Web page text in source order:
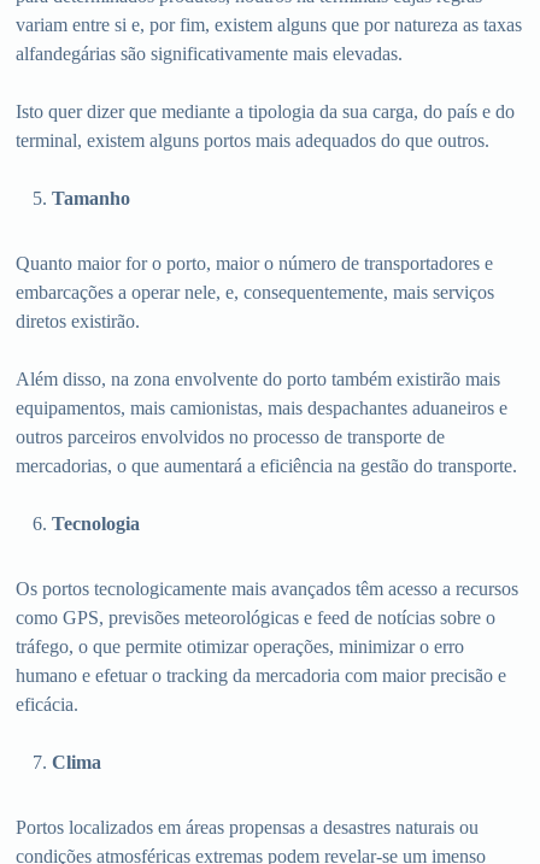
variam entre si e, por fim, existem alguns que por natureza as taxas
alfandegárias são significativamente mais elevadas.
Isto quer dizer que mediante a tipologia da sua carga, do país e do
terminal, existem alguns portos mais adequados do que outros.
Tamanho
Quanto maior for o porto, maior o número de transportadores e
embarcações a operar nele, e, consequentemente, mais serviços
diretos existirão.
Além disso, na zona envolvente do porto também existirão mais
equipamentos, mais camionistas, mais despachantes aduaneiros e
outros parceiros envolvidos no processo de transporte de
mercadorias, o que aumentará a eficiência na gestão do transporte.
Tecnologia
Os portos tecnologicamente mais avançados têm acesso a recursos
como GPS, previsões meteorológicas e feed de notícias sobre o
tráfego, o que permite otimizar operações, minimizar o erro
humano e efetuar o tracking da mercadoria com maior precisão e
eficácia.
Clima
Portos localizados em áreas propensas a desastres naturais ou
condições atmosféricas extremas podem revelar-se um imenso